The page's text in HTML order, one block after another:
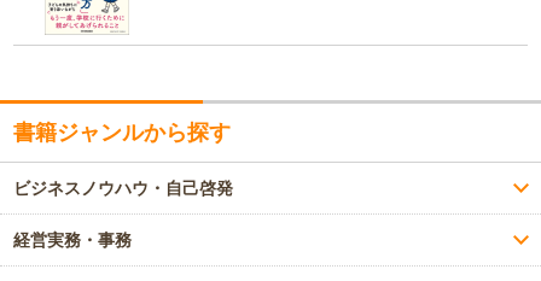
書籍ジャンルから探す
ビジネスノウハウ・自己啓発
経営実務・事務